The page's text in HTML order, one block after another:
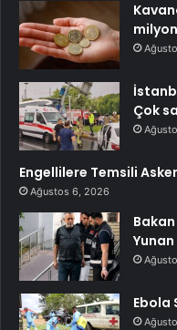
Çok
Engellilere Temsili
Ağustos 6, 2026
Ebola